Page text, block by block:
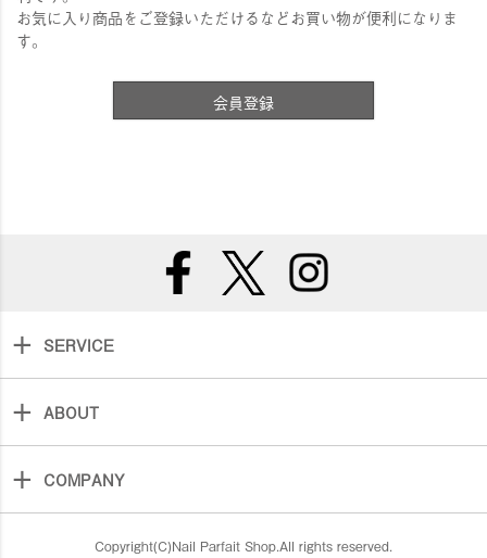
お気に入り商品をご登録いただけるなどお買い物が便利になりま
す。
会員登録
SERVICE
ABOUT
COMPANY
Copyright(C)Nail Parfait Shop.All rights reserved.